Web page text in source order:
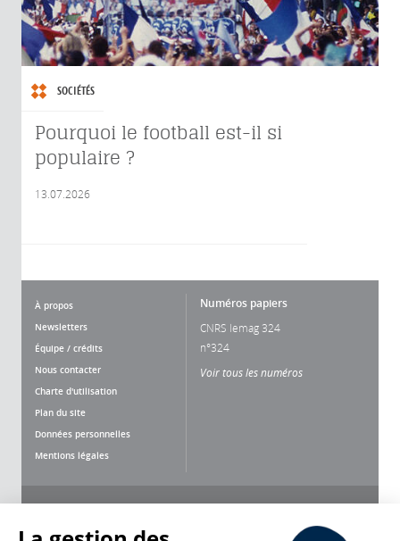
SOCIÉTÉS
Pourquoi le football est-il si
populaire ?
13.07.2026
À propos
Newsletters
Équipe / crédits
Nous contacter
Charte d'utilisation
Plan du site
Données personnelles
Mentions légales
Numéros papiers
CNRS lemag 324
n°324
Voir tous les numéros